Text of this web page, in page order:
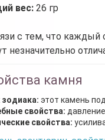
вес: 26 гр
с тем, что каждый
незначительно
камня
зодиака: этот камень
свойства:
свойства: